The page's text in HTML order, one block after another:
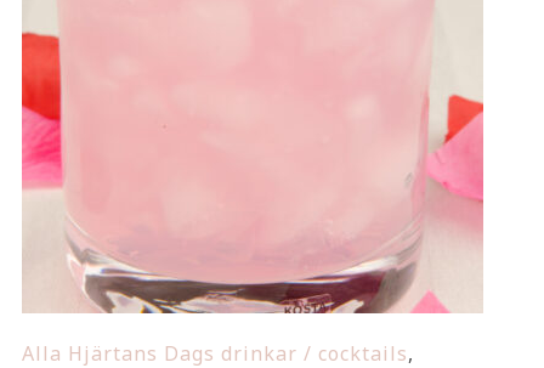
Alla Hjärtans Dags drinkar / cocktails,